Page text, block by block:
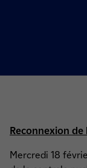
Reconnexion
Mercredi 18